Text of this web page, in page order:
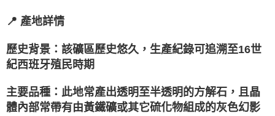
📍 產地詳情
歷史背景：該礦區歷史悠久，生產紀錄可追溯至16世
紀西班牙殖民時期
主要品種：此地常產出透明至半透明的方解石，且晶
體內部常帶有由黃鐵礦或其它硫化物組成的灰色幻影